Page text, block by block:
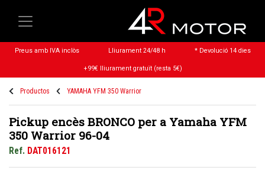
Preus amb IVA inclòs Lliurament 24/48 h * Devolució 14 dies
+99€ lliurament gratuït (resta 5€)
Productos YAMAHA YFM 350 Warrior
Pickup encès BRONCO per a Yamaha YFM
350 Warrior 96-04
Ref. DAT016121